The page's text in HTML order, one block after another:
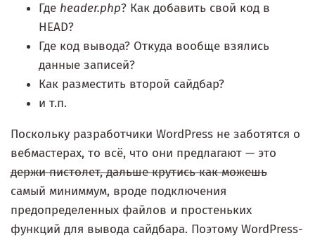
Где header.php? Как добавить свой код в
HEAD?
Где код вывода? Откуда вообще взялись
данные записей?
Как разместить второй сайдбар?
и т.п.
Поскольку разработчики WordPress не заботятся о
вебмастерах, то всё, что они предлагают — это
держи пистолет, дальше крутись как можешь
самый миниммум, вроде подключения
предопределенных файлов и простеньких
функций для вывода сайдбара. Поэтому WordPress-